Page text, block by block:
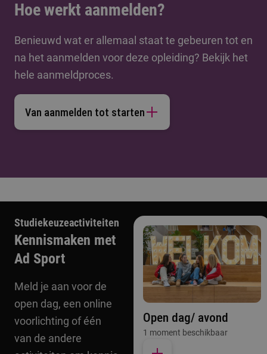
Hoe werkt aanmelden?
Benieuwd wat er allemaal staat te gebeuren tot en
na het aanmelden voor deze opleiding? Bekijk het
hele aanmeldproces.
Van aanmelden tot starten
Studiekeuzeactiviteiten
Kennismaken met
Ad Sport
Meld je aan voor de
open dag, een online
voorlichting of één
van de andere
Open dag/ avond
1 moment beschikbaar